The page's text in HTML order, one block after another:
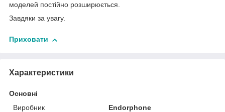
моделей постійно розширюється.
Завдяки за увагу.
Приховати
Характеристики
Основні
Виробник
Endorphone